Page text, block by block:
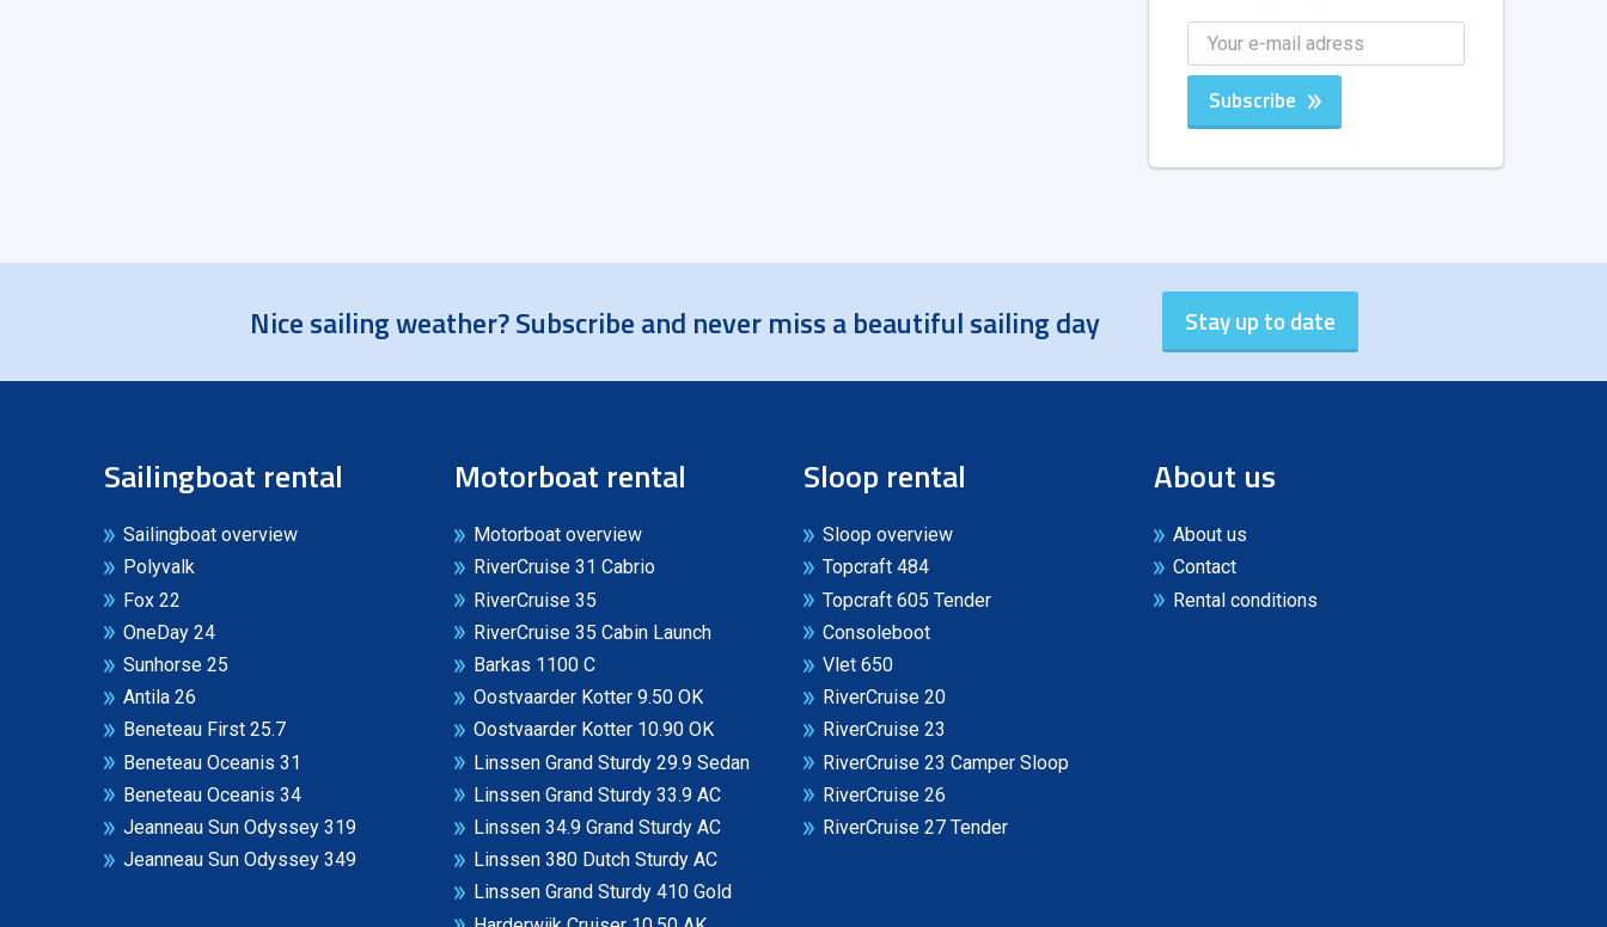
Subscribe
Nice sailing weather? Subscribe and never miss a beautiful sailing day
Sailingboat rental
Sailingboat overview
Polyvalk
Fox 22
OneDay 24
Sunhorse 25
Antila 26
Beneteau First 25.7
Beneteau Oceanis 31
Beneteau Oceanis 34
Jeanneau Sun Odyssey 319
Jeanneau Sun Odyssey 349
Motorboat rental
Motorboat overview
RiverCruise 31 Cabrio
RiverCruise 35
RiverCruise 35 Cabin Launch
Barkas 1100 C
Oostvaarder Kotter 9.50 OK
Oostvaarder Kotter 10.90 OK
Linssen Grand Sturdy 29.9 Sedan
Linssen Grand Sturdy 33.9 AC
Linssen 34.9 Grand Sturdy AC
Linssen 380 Dutch Sturdy AC
Linssen Grand Sturdy 410 Gold
Sloop rental
Sloop overview
Topcraft 484
Topcraft 605 Tender
Consoleboot
Vlet 650
RiverCruise 20
RiverCruise 23
RiverCruise 23 Camper Sloop
RiverCruise 26
RiverCruise 27 Tender
About us
About us
Contact
Rental conditions